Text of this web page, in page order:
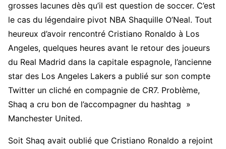
grosses lacunes dès qu’il est question de soccer. C’est
le cas du légendaire pivot NBA Shaquille O’Neal. Tout
heureux d’avoir rencontré Cristiano Ronaldo à Los
Angeles, quelques heures avant le retour des joueurs
du Real Madrid dans la capitale espagnole, l’ancienne
star des Los Angeles Lakers a publié sur son compte
Twitter un cliché en compagnie de CR7. Problème,
Shaq a cru bon de l’accompagner du hashtag »
Manchester United.
Soit Shaq avait oublié que Cristiano Ronaldo a rejoint